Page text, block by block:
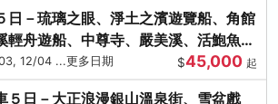
日－琉璃之眼、淨土之濱遊覽船、角館
輕舟遊船、中尊寺、嚴美溪、活鮑魚
司體驗
12/04 ...更多日期 $45,000 起
５日－大正浪漫銀山溫泉街、雪盆戲